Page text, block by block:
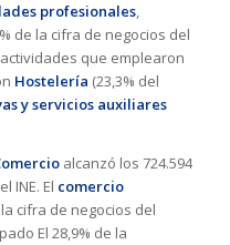
profesionales,
de la cifra de negocios del
que emplearon
Hostelería (23,3% del
y servicios auxiliares
alcanzó los 724.594
INE. El comercio
cifra de negocios del
El 28,9% de la